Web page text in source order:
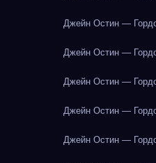
Джейн Остин —
Джейн Остин —
Джейн Остин —
Джейн Остин —
Джейн Остин —